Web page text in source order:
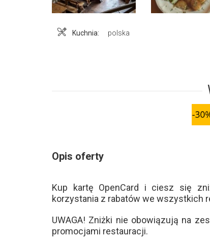
Kuchnia: polska
Opis oferty
Kup kartę OpenCard i ciesz się
korzystania z rabatów we wszystkich
UWAGA! Zniżki nie obowiązują na
promocjami restauracji.